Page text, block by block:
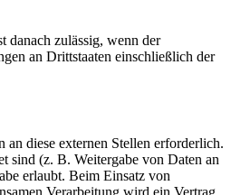
danach zulässig, wenn der
an Drittstaaten einschließlich der
an diese externen Stellen erforderlich.
sind (z. B. Weitergabe von Daten an
erlaubt. Beim Einsatz von
Verarbeitung wird ein Vertrag